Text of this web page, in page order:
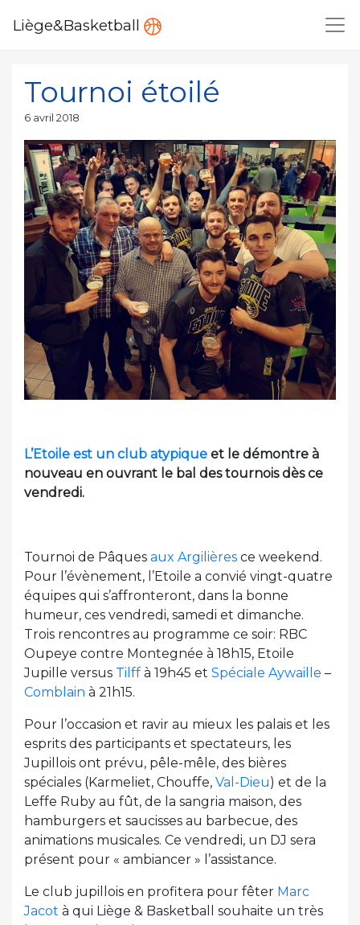
Liège&Basketball
Tournoi étoilé
Publié
6 avril 2018
L’Etoile est un club atypique et le démontre à
nouveau en ouvrant le bal des tournois dès ce
vendredi.
Tournoi de Pâques aux Argilières ce weekend.
Pour l’évènement, l’Etoile a convié vingt-quatre
équipes qui s’affronteront, dans la bonne
humeur, ces vendredi, samedi et dimanche.
Trois rencontres au programme ce soir: RBC
Oupeye contre Montegnée à 18h15, Etoile
Jupille versus Tilff à 19h45 et Spéciale Aywaille –
Comblain à 21h15.
Pour l’occasion et ravir au mieux les palais et les
esprits des participants et spectateurs, les
Jupillois ont prévu, pêle-mêle, des bières
spéciales (Karmeliet, Chouffe, Val-Dieu) et de la
Leffe Ruby au fût, de la sangria maison, des
hamburgers et saucisses au barbecue, des
animations musicales. Ce vendredi, un DJ sera
présent pour « ambiancer » l’assistance.
Le club jupillois en profitera pour fêter Marc
Jacot à qui Liège & Basketball souhaite un très